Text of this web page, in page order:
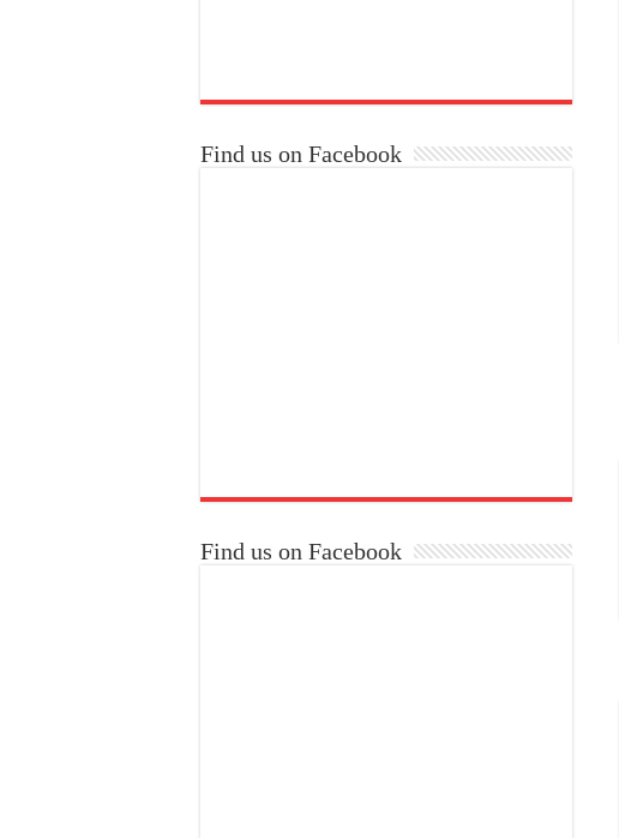
Find us on Facebook
Find us on Facebook